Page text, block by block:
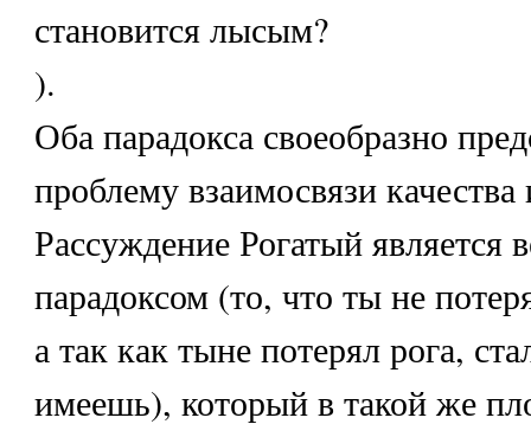
становится лысым?
).
Оба парадокса своеобразно
проблему взаимосвязи качества
Рассуждение Рогатый является
парадоксом (то, что ты не
а так как тыне потерял рога,
имеешь), который в такой же